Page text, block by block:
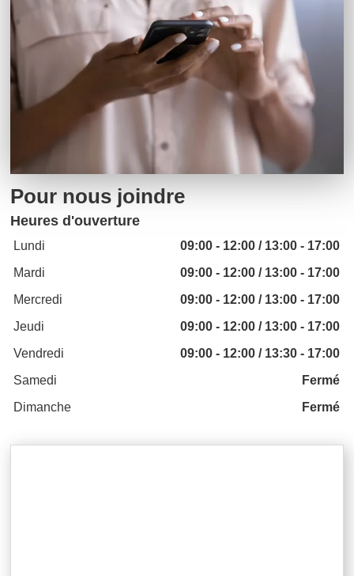
Pour nous joindre
Heures d'ouverture
Lundi
09:00 - 12:00 / 13:00 - 17:00
Mardi
09:00 - 12:00 / 13:00 - 17:00
Mercredi
09:00 - 12:00 / 13:00 - 17:00
Jeudi
09:00 - 12:00 / 13:00 - 17:00
Vendredi
09:00 - 12:00 / 13:30 - 17:00
Samedi
Fermé
Dimanche
Fermé